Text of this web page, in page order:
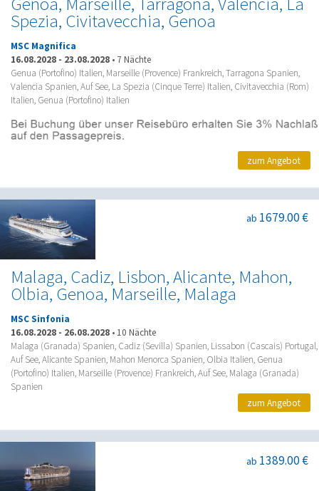
Spezia, Civitavecchia, Genoa
MSC Magnifica
16.08.2028 - 23.08.2028 • 7 Nächte
Genua (Portofino) Italien, Marseille (Provence) Frankreich, Tarragona Spanien,
Valencia Spanien, Auf See, La Spezia (Cinque Terre) Italien, Civitavecchia (Rom)
Italien, Genua (Portofino) Italien
zum Angebot
Malaga, Cadiz, Lisbon, Alicante, Mahon,
Olbia, Genoa, Marseille, Malaga
ab 1679.00 €
MSC Sinfonia
16.08.2028 - 26.08.2028 • 10 Nächte
Malaga (Granada) Spanien, Cadiz (Sevilla) Spanien, Lissabon (Cascais) Portugal,
Auf See, Alicante Spanien, Mahon Menorca Spanien, Olbia Italien, Genua
(Portofino) Italien, Marseille (Provence) Frankreich, Auf See, Malaga (Granada)
Spanien
zum Angebot
ab 1389.00 €